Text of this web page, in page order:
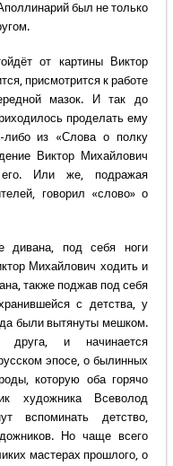
был не только
от картины Виктор
присмотрится к работе
мазок. И так до
проделать ему
либо из «Слова о полку
Виктор Михайлович
Или же, подражая
говорил «слово» о
дивана, под себя ноги
Михайлович ходить и
также поджав под себя
с детства, у
были вытянуты мешком.
друга, и начинается
эпосе, о былинных
которую оба горячо
художника Всеволод
вспоминать детство,
Но чаще всего
мастерах прошлого, о